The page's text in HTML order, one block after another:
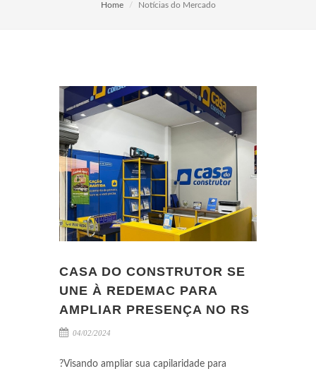
Home Notícias do Mercado
CASA DO CONSTRUTOR SE
UNE À REDEMAC PARA
AMPLIAR PRESENÇA NO RS
04/02/2024
?Visando ampliar sua capilaridade para